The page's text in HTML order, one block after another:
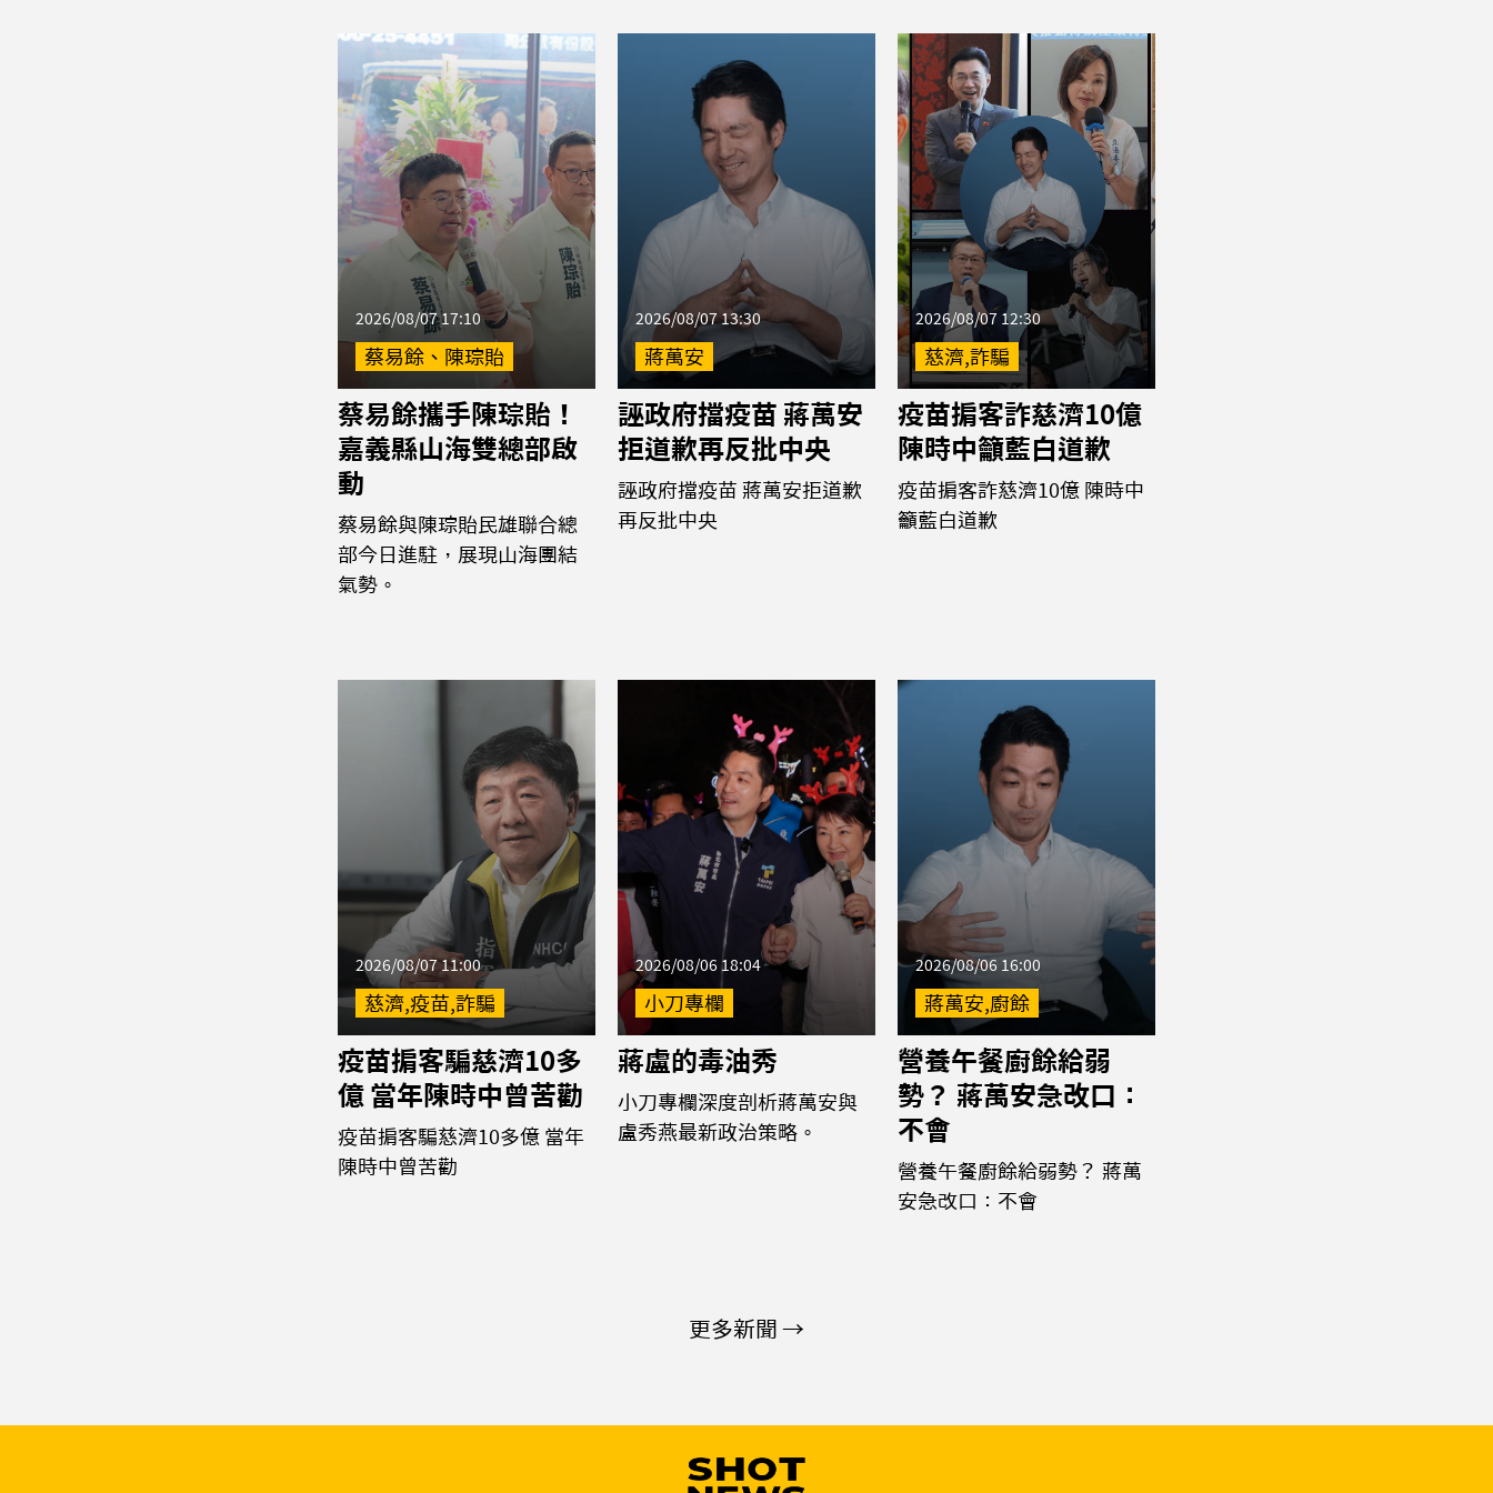
2026/08/07 17:10
蔡易餘、陳琮貽
蔡易餘攜手陳琮貽！
嘉義縣山海雙總部啟
動
蔡易餘與陳琮貽民雄聯合總
部今日進駐，展現山海團結
氣勢。
2026/08/07 13:30
蔣萬安
誣政府擋疫苗 蔣萬安
拒道歉再反批中央
誣政府擋疫苗 蔣萬安拒道歉
再反批中央
2026/08/07 12:30
慈濟,詐騙
疫苗掮客詐慈濟10億
陳時中籲藍白道歉
疫苗掮客詐慈濟10億 陳時中
籲藍白道歉
2026/08/07 11:00
慈濟,疫苗,詐騙
疫苗掮客騙慈濟10多
億 當年陳時中曾苦勸
疫苗掮客騙慈濟10多億 當年
陳時中曾苦勸
2026/08/06 18:04
小刀專欄
蔣盧的毒油秀
小刀專欄深度剖析蔣萬安與
盧秀燕最新政治策略。
2026/08/06 16:00
蔣萬安,廚餘
營養午餐廚餘給弱
勢？ 蔣萬安急改口：
不會
營養午餐廚餘給弱勢？ 蔣萬
安急改口：不會
更多新聞 →